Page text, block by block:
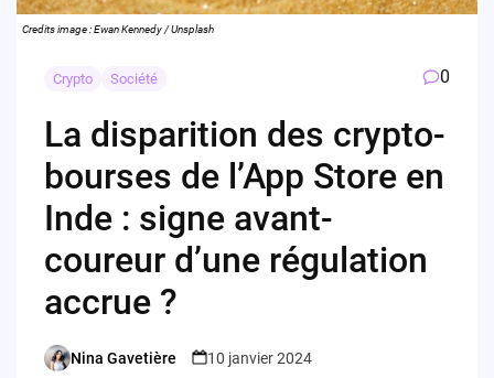
Credits image : Ewan Kennedy / Unsplash
Crypto Société 0
La disparition des crypto-
bourses de l’App Store en
Inde : signe avant-
coureur d’une régulation
accrue ?
Posted
Nina Gavetière 10 janvier 2024